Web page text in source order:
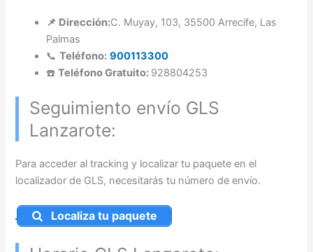
📌 Dirección:C. Muyay, 103, 35500 Arrecife, Las
Palmas
📞Teléfono: 900113300
☎️Teléfono Gratuito: 928804253
Seguimiento envío GLS
Lanzarote:
Para acceder al tracking y localizar tu paquete en el
localizador de GLS, necesitarás tu número de envío.
Localiza tu paquete